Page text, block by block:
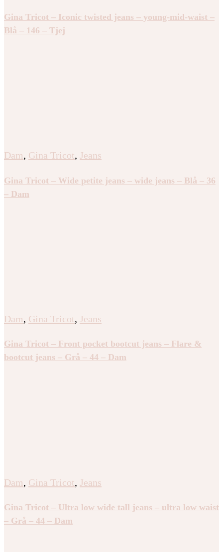
Gina Tricot – Iconic twisted jeans – young-mid-waist –
Blå – 146 – Tjej
Dam, Gina Tricot, Jeans
Gina Tricot – Wide petite jeans – wide jeans – Blå – 36
– Dam
Dam, Gina Tricot, Jeans
Gina Tricot – Front pocket bootcut jeans – Flare &
bootcut jeans – Grå – 44 – Dam
Dam, Gina Tricot, Jeans
Gina Tricot – Ultra low wide tall jeans – ultra low waist
– Grå – 44 – Dam